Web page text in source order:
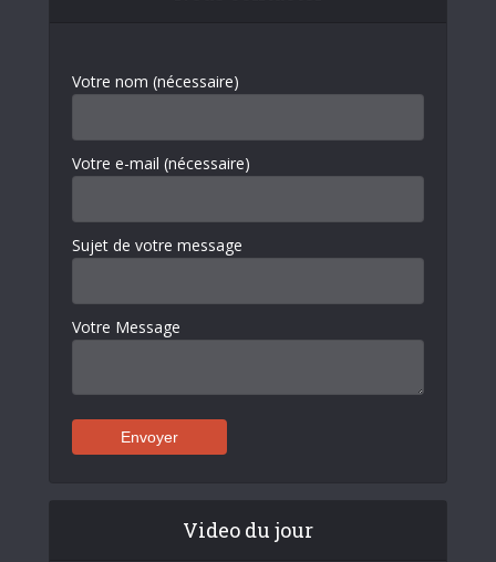
Votre nom (nécessaire)
Votre e-mail (nécessaire)
Sujet de votre message
Votre Message
Video du jour